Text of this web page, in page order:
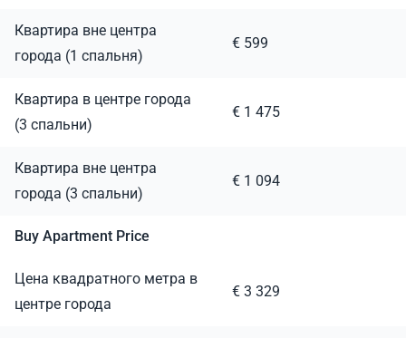
Квартира вне центра
города (1 спальня)
€ 599
Квартира в центре города
(3 спальни)
€ 1 475
Квартира вне центра
города (3 спальни)
€ 1 094
Buy Apartment Price
Цена квадратного метра в
центре города
€ 3 329